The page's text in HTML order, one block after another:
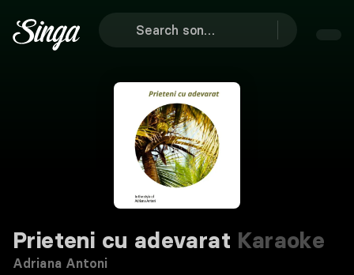
Prieteni cu adevarat Karaoke
Adriana Antoni